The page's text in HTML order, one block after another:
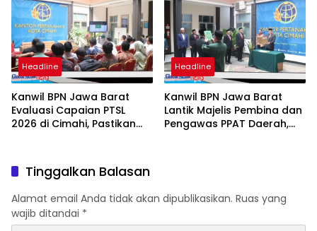
Headline
Kanwil BPN Jawa Barat
Evaluasi Capaian PTSL
2026 di Cimahi, Pastikan
Headline
Kanwil BPN Jawa Barat
Lantik Majelis Pembina dan
Pengawas PPAT Daerah,
Tinggalkan Balasan
Alamat email Anda tidak akan dipublikasikan. Ruas yang
wajib ditandai *